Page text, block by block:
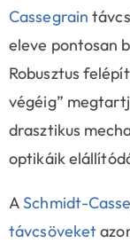
Cassegrain
eleve pontosan
Robusztus
végéig”
drasztikus
optikáik
ASchmidt-
távcsöveket